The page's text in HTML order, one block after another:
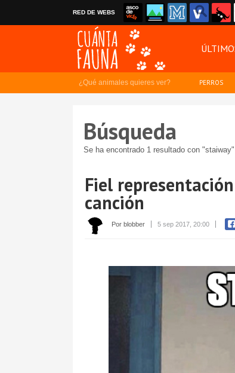
RED DE WEBS
¿Qué animales quieres ver? PERROS
Búsqueda
Se ha encontrado 1 resultado con "staiway"
Fiel
canción
Por blobber 5 sep 2017, 20:00